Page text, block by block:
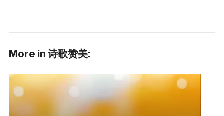
More in 诗歌赞美: